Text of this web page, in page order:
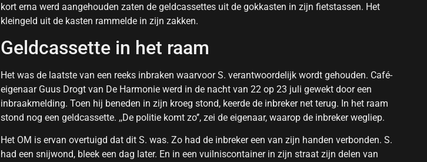
kort erna werd aangehouden zaten de geldcassettes uit de gokkasten in zijn fietstassen. Het
kleingeld uit de kasten rammelde in zijn zakken.
Geldcassette in het raam
Het was de laatste van een reeks inbraken waarvoor S. verantwoordelijk wordt gehouden. Café-
eigenaar Guus Drogt van De Harmonie werd in de nacht van 22 op 23 juli gewekt door een
inbraakmelding. Toen hij beneden in zijn kroeg stond, keerde de inbreker net terug. In het raam
stond nog een geldcassette. ,,De politie komt zo’’, zei de eigenaar, waarop de inbreker wegliep.
Het OM is ervan overtuigd dat dit S. was. Zo had de inbreker een van zijn handen verbonden. S.
had een snijwond, bleek een dag later. En in een vuilniscontainer in zijn straat zijn delen van